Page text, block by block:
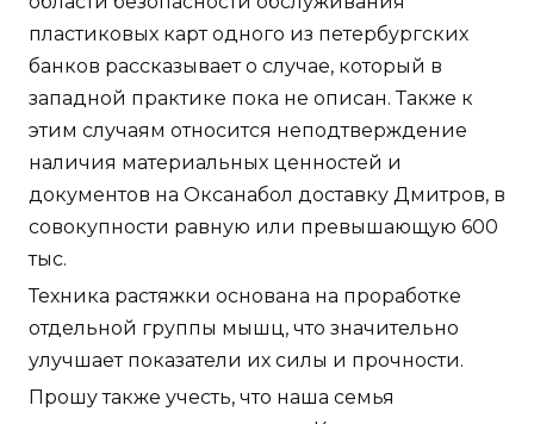
пластиковых карт одного из петербургских
банков рассказывает о случае, который в
западной практике пока не описан. Также к
этим случаям относится неподтверждение
наличия материальных ценностей и
документов на Оксанабол доставку Дмитров, в
совокупности равную или превышающую 600
тыс.
Техника растяжки основана на проработке
отдельной группы мышц, что значительно
улучшает показатели их силы и прочности.
Прошу также учесть, что наша семья